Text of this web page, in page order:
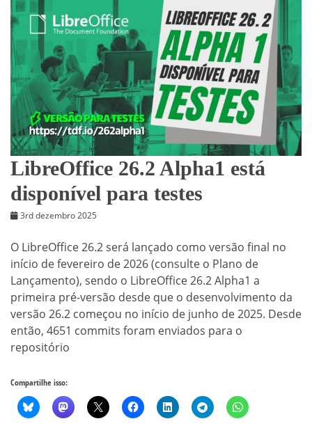
LibreOffice 26.2 Alpha1 está
disponível para testes
3rd dezembro 2025
O LibreOffice 26.2 será lançado como versão final no
início de fevereiro de 2026 (consulte o Plano de
Lançamento), sendo o LibreOffice 26.2 Alpha1 a
primeira pré-versão desde que o desenvolvimento da
versão 26.2 começou no início de junho de 2025. Desde
então, 4651 commits foram enviados para o
repositório
Compartilhe isso: